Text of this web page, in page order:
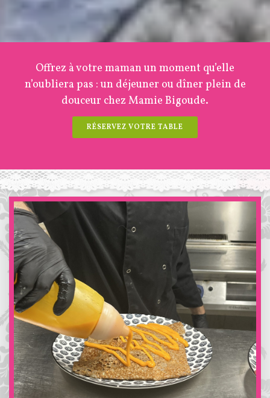
Offrez à votre maman un moment qu’elle
n’oubliera pas : un déjeuner ou dîner plein de
douceur chez Mamie Bigoude.
RÉSERVEZ VOTRE TABLE